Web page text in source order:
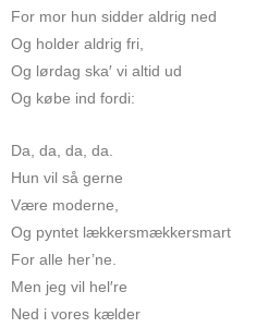
For mor hun sidder aldrig ned
Og holder aldrig fri,
Og lørdag ska′ vi altid ud
Og købe ind fordi:
Da, da, da, da.
Hun vil så gerne
Være moderne,
Og pyntet lækkersmækkersmart
For alle her’ne.
Men jeg vil hel′re
Ned i vores kælder